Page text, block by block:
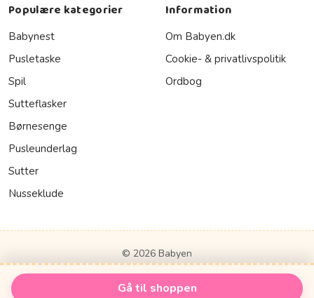
Gå til shoppen
Populære kategorier
Babynest
Pusletaske
Spil
Sutteflasker
Børnesenge
Pusleunderlag
Sutter
Nusseklude
Information
Om Babyen.dk
Cookie- & privatlivspolitik
Ordbog
© 2026 Babyen